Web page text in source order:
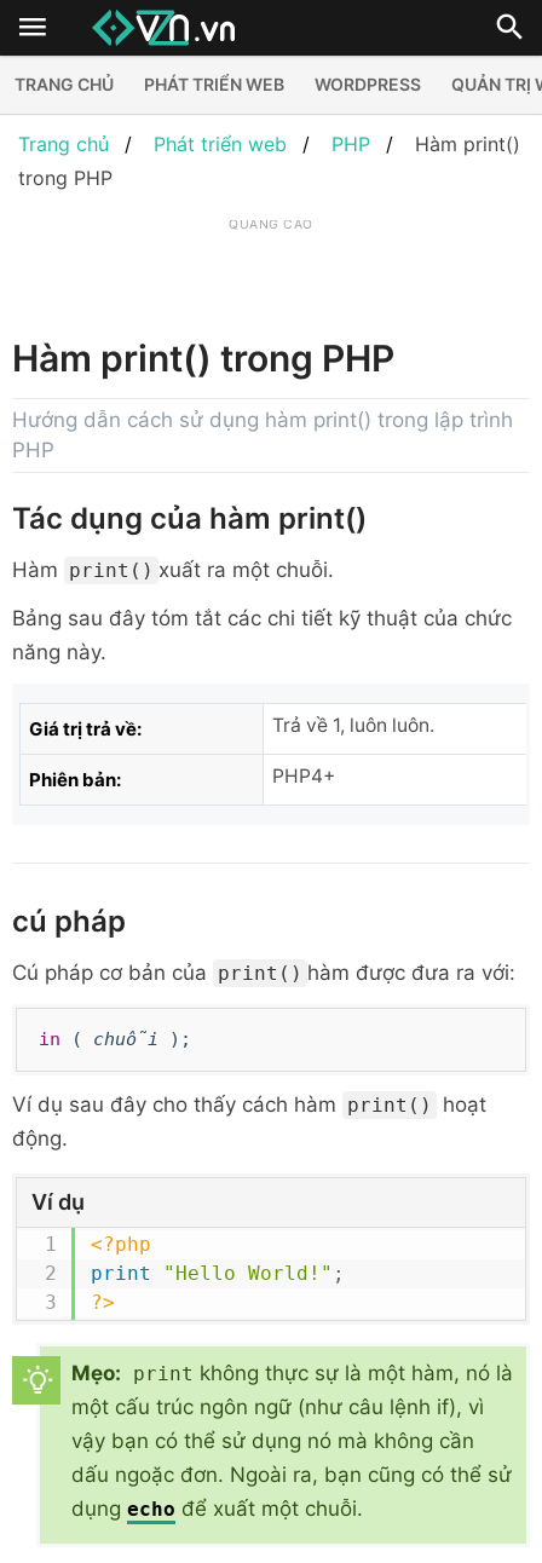
TRANG CHỦ PHÁT TRIỂN WEB WORDPRESS QUẢN TRỊ
Trang chủ Phát triển web PHP
Hàm print()
trong PHP
QUẢNG CÁO
Hàm print() trong PHP
Hướng dẫn cách sử dụng hàm print() trong lập trình
PHP
Tác dụng của hàm print()
Hàm print() xuất ra một chuỗi.
Bảng sau đây tóm tắt các chi tiết kỹ thuật của chức
năng này.
Giá trị trả về: Trả về 1, luôn luôn.
Phiên bản: PHP4+
cú pháp
Cú pháp cơ bản của print() hàm được đưa ra với:
in ( chuỗi );
Ví dụ sau đây cho thấy cách hàm print()
hoạt
động.
Ví dụ
<?php
print
"Hello World!" ;
?>
Mẹo: print không thực sự là một hàm, nó là
một cấu trúc ngôn ngữ (như câu lệnh if), vì
vậy bạn có thể sử dụng nó mà không cần
dấu ngoặc đơn. Ngoài ra, bạn cũng có thể sử
dụng echo để xuất một chuỗi.